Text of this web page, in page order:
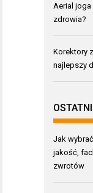
Aerial
zdrowia?
Korektory
najlepszy
Jak
jakość,
zwrotów